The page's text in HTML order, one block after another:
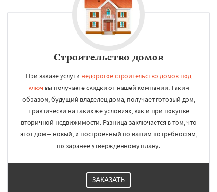
Строительство домов
При заказе услуги недорогое строительство домов под
ключ вы получаете скидки от нашей компании. Таким
образом, будущий владелец дома, получает готовый дом,
практически на таких же условиях, как и при покупке
вторичной недвижимости. Разница заключается в том, что
этот дом – новый, и построенный по вашим потребностям,
по заранее утвержденному плану.
ЗАКАЗАТЬ